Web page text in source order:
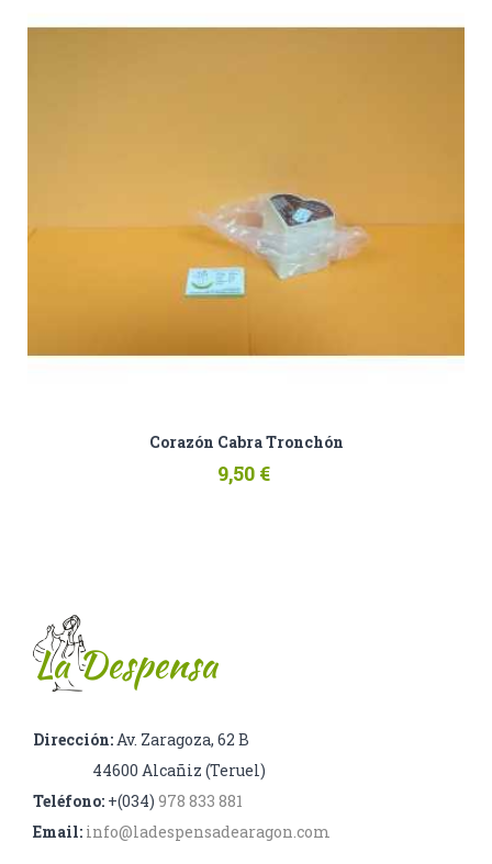
Corazón Cabra Tronchón
9,50 €
Dirección: Av. Zaragoza, 62 B
44600 Alcañiz (Teruel)
Teléfono: +(034) 978 833 881
Email: info@ladespensadearagon.com